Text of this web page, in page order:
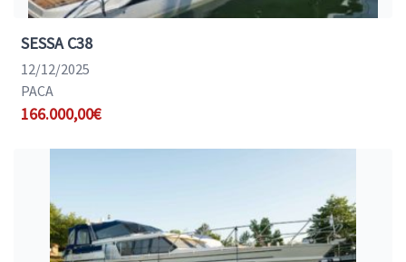
SESSA C38
12/12/2025
PACA
166.000,00€